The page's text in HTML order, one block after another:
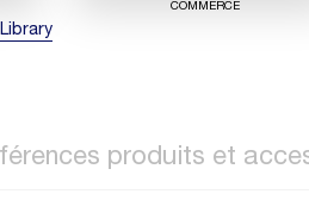
COMMERCE
produits et